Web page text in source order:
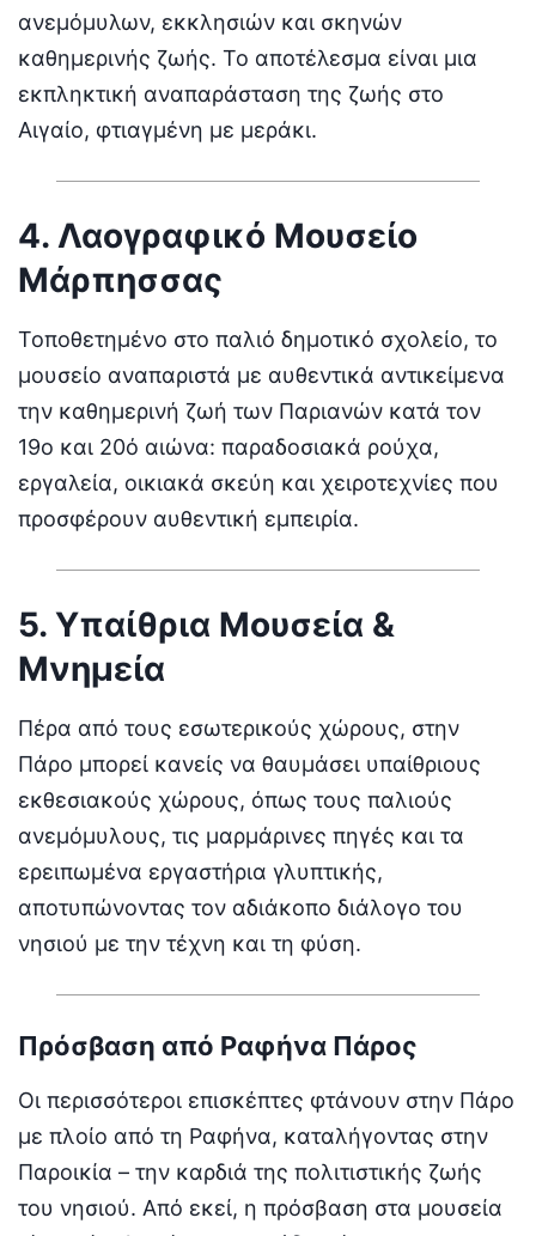
ανεμόμυλων, εκκλησιών και σκηνών
καθημερινής ζωής. Το αποτέλεσμα είναι μια
εκπληκτική αναπαράσταση της ζωής στο
Αιγαίο, φτιαγμένη με μεράκι.
4. Λαογραφικό Μουσείο
Μάρπησσας
Τοποθετημένο στο παλιό δημοτικό σχολείο, το
μουσείο αναπαριστά με αυθεντικά αντικείμενα
την καθημερινή ζωή των Παριανών κατά τον
19ο και 20ό αιώνα: παραδοσιακά ρούχα,
εργαλεία, οικιακά σκεύη και χειροτεχνίες που
προσφέρουν αυθεντική εμπειρία.
5. Υπαίθρια Μουσεία &
Μνημεία
Πέρα από τους εσωτερικούς χώρους, στην
Πάρο μπορεί κανείς να θαυμάσει υπαίθριους
εκθεσιακούς χώρους, όπως τους παλιούς
ανεμόμυλους, τις μαρμάρινες πηγές και τα
ερειπωμένα εργαστήρια γλυπτικής,
αποτυπώνοντας τον αδιάκοπο διάλογο του
νησιού με την τέχνη και τη φύση.
Πρόσβαση από Ραφήνα Πάρος
Οι περισσότεροι επισκέπτες φτάνουν στην Πάρο
με πλοίο από τη Ραφήνα, καταλήγοντας στην
Παροικία – την καρδιά της πολιτιστικής ζωής
του νησιού. Από εκεί, η πρόσβαση στα μουσεία